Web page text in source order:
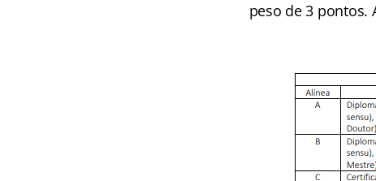
peso de 3 pontos.